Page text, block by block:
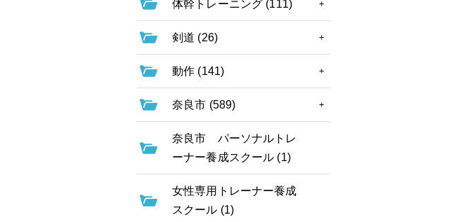
体幹トレーニング (111)
剣道 (26)
動作 (141)
奈良市 (589)
奈良市 パーソナルトレ
ーナー養成スクール (1)
女性専用トレーナー養成
スクール (1)